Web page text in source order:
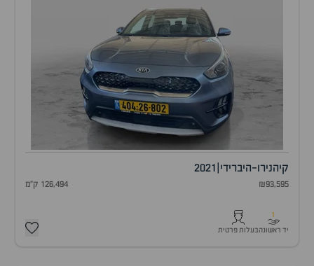
קיהנירו-היברידי 2021
₪93,595 126,494 ק"מ
1
יד ראשונהבעלות פרטית